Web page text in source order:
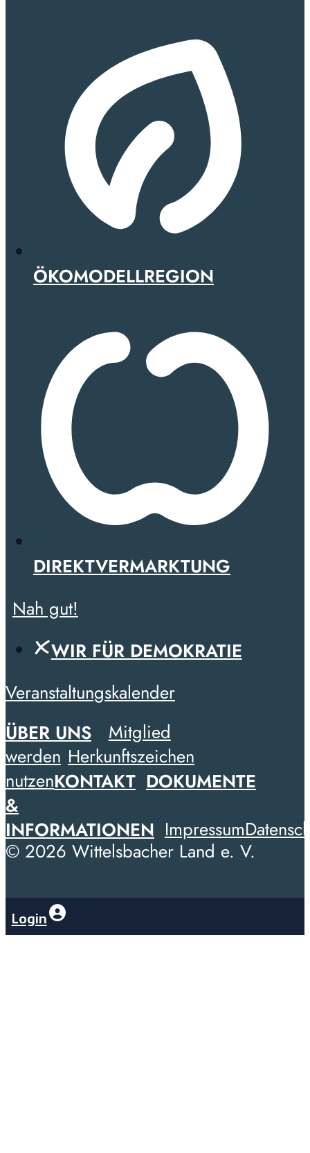
ÖKOMODELLREGION
DIREKTVERMARKTUNG
Nah gut!
WIR FÜR DEMOKRATIE
Veranstaltungskalender
ÜBER UNS
Mitglied
werden Herkunftszeichen
nutzenKONTAKT DOKUMENTE
&
INFORMATIONEN Impressum
© 2026 Wittelsbacher Land e. V.
Login